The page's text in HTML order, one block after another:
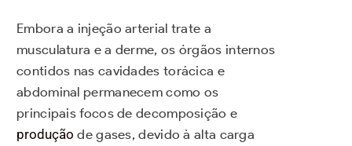
Embora a injeção arterial trate a
musculatura e a derme, os órgãos internos
contidos nas cavidades torácica e
abdominal permanecem como os
principais focos de decomposição e
produção de gases, devido à alta carga